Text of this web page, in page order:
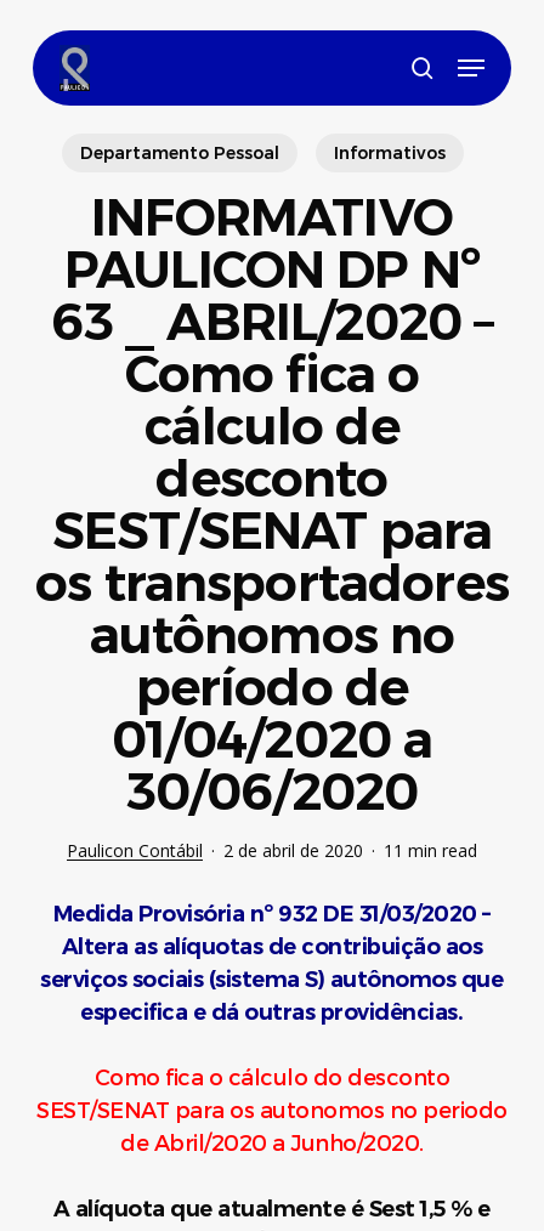
main
content
search
Menu
Departamento Pessoal Informativos
INFORMATIVO
PAULICON DP Nº
63 _ ABRIL/2020 –
Como fica o
cálculo de
desconto
SEST/SENAT para
os transportadores
autônomos no
período de
01/04/2020 a
30/06/2020
Paulicon Contábil 2 de abril de 2020 11 min read
Medida Provisória nº 932 DE 31/03/2020 –
Altera as alíquotas de contribuição aos
serviços sociais (sistema S) autônomos que
especifica e dá outras providências.
Como fica o cálculo do desconto
SEST/SENAT para os autonomos no periodo
de Abril/2020 a Junho/2020.
A alíquota que atualmente é Sest 1,5 % e